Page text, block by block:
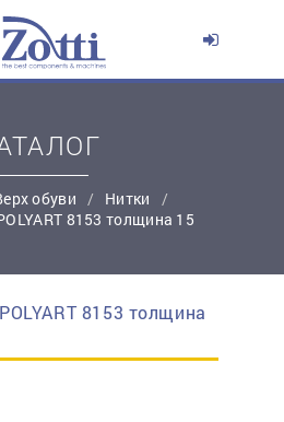
простую регистрацию
обуви
Нитки
8153 толщина 15
8153 толщина
*